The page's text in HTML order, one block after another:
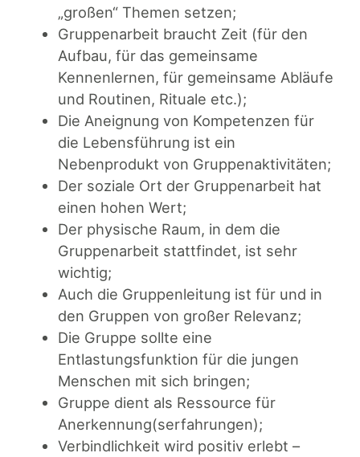
„großen“ Themen setzen;
Gruppenarbeit braucht Zeit (für den
Aufbau, für das gemeinsame
Kennenlernen, für gemeinsame Abläufe
und Routinen, Rituale etc.);
Die Aneignung von Kompetenzen für
die Lebensführung ist ein
Nebenprodukt von Gruppenaktivitäten;
Der soziale Ort der Gruppenarbeit hat
einen hohen Wert;
Der physische Raum, in dem die
Gruppenarbeit stattfindet, ist sehr
wichtig;
Auch die Gruppenleitung ist für und in
den Gruppen von großer Relevanz;
Die Gruppe sollte eine
Entlastungsfunktion für die jungen
Menschen mit sich bringen;
Gruppe dient als Ressource für
Anerkennung(serfahrungen);
Verbindlichkeit wird positiv erlebt –